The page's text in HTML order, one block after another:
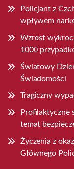
Policjant z
wpływem
Wzrost
1000
Światowy
Świadomości
Tragiczny
Profilaktyczne
temat
Życzenia z
Głównego